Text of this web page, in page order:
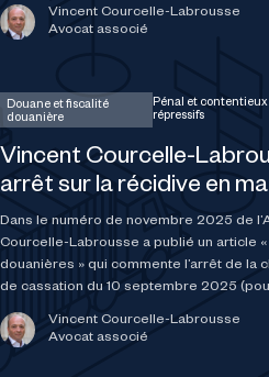
Vincent Courcelle-Labrousse
Avocat associé
Vincent Courcelle-
arrêt sur la récidive en
Dans le numéro de novembre 2025 de
Courcelle-Labrousse a publié un article
douanières » qui commente l’arrêt de la
de cassation du 10 septembre 2025
Vincent Courcelle-Labrousse
Avocat associé
Douane et fiscalité
douanière
Pénal et
répressifs